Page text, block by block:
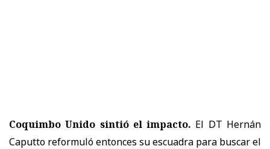
Coquimbo Unido sintió el impacto. El DT Hernán
Caputto reformuló entonces su escuadra para buscar el